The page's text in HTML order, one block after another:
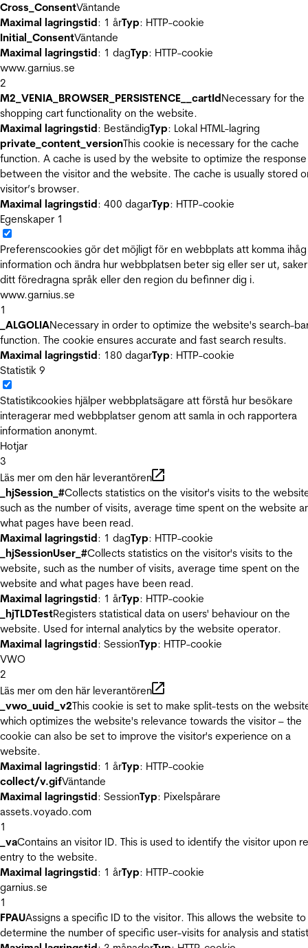
Cross_ConsentVäntande
Maximal lagringstid: 1 årTyp: HTTP-cookie
Initial_ConsentVäntande
Maximal lagringstid: 1 dagTyp: HTTP-cookie
www.garnius.se
2
M2_VENIA_BROWSER_PERSISTENCE__cartIdNecessary for the
shopping cart functionality on the website.
Maximal lagringstid: BeständigTyp: Lokal HTML-lagring
private_content_versionThis cookie is necessary for the cache
function. A cache is used by the website to optimize the
between the visitor and the website. The cache is usually stored
visitor’s browser.
Maximal lagringstid: 400 dagarTyp: HTTP-cookie
Egenskaper 1
Preferenscookies gör det möjligt för en webbplats att komma ihåg
information och ändra hur webbplatsen beter sig eller ser ut,
ditt föredragna språk eller den region du befinner dig i.
www.garnius.se
1
_ALGOLIANecessary in order to optimize the website's search-
function. The cookie ensures accurate and fast search results.
Maximal lagringstid: 180 dagarTyp: HTTP-cookie
Statistik 9
Statistikcookies hjälper webbplatsägare att förstå hur besökare
interagerar med webbplatser genom att samla in och rapportera
information anonymt.
Hotjar
3
Läs mer om den här leverantören
_hjSession_#Collects statistics on the visitor's visits to the
such as the number of visits, average time spent on the website
what pages have been read.
Maximal lagringstid: 1 dagTyp: HTTP-cookie
_hjSessionUser_#Collects statistics on the visitor's visits to the
website, such as the number of visits, average time spent on the
website and what pages have been read.
Maximal lagringstid: 1 årTyp: HTTP-cookie
_hjTLDTestRegisters statistical data on users' behaviour on the
website. Used for internal analytics by the website operator.
Maximal lagringstid: SessionTyp: HTTP-cookie
VWO
2
Läs mer om den här leverantören
_vwo_uuid_v2This cookie is set to make split-tests on the
which optimizes the website's relevance towards the visitor – the
cookie can also be set to improve the visitor's experience on a
website.
Maximal lagringstid: 1 årTyp: HTTP-cookie
collect/v.gifVäntande
Maximal lagringstid: SessionTyp: Pixelspårare
assets.voyado.com
1
_vaContains an visitor ID. This is used to identify the visitor upon
entry to the website.
Maximal lagringstid: 1 årTyp: HTTP-cookie
garnius.se
1
FPAUAssigns a specific ID to the visitor. This allows the website to
determine the number of specific user-visits for analysis and